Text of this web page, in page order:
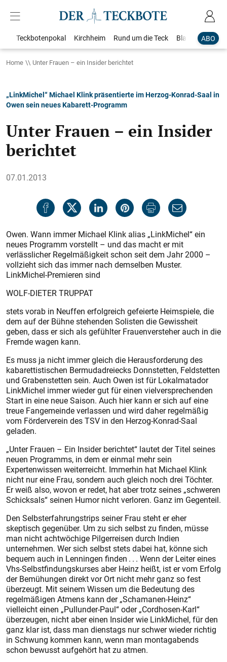
ABO
Teckbotenpokal Kirchheim Rund um die Teck Blaulicht
Home Unter Frauen – ein Insider berichtet
„LinkMichel“ Michael Klink präsentierte im Herzog-Konrad-Saal in
Owen sein neues Kabarett-Programm
Unter Frauen – ein Insider
berichtet
07.01.2013
Owen. Wann immer Michael Klink alias „LinkMichel“ ein
neues Programm vorstellt – und das macht er mit
verlässlicher Regelmäßigkeit schon seit dem Jahr 2000 –
vollzieht sich das immer nach demselben Muster.
LinkMichel-Premieren sind
WOLF-DIETER TRUPPAT
stets vorab in Neuffen erfolgreich gefeierte Heimspiele, die
dem auf der Bühne stehenden Solisten die Gewissheit
geben, dass er sich als gefühlter Frauenversteher auch in die
Fremde wagen kann.
Es muss ja nicht immer gleich die Herausforderung des
kabarettistischen Bermudadreiecks Donnstetten, Feldstetten
und Grabenstetten sein. Auch Owen ist für Lokalmatador
LinkMichel immer wieder gut für einen vielversprechenden
Start in eine neue Saison. Auch hier kann er sich auf eine
treue Fangemeinde verlassen und wird daher regelmäßig
vom Förderverein des TSV in den Herzog-Konrad-Saal
geladen.
„Unter Frauen – Ein Insider berichtet“ lautet der Titel seines
neuen Programms, in dem er einmal mehr sein
Expertenwissen weiterreicht. Immerhin hat Michael Klink
nicht nur eine Frau, sondern auch gleich noch drei Töchter.
Er weiß also, wovon er redet, hat aber trotz seines „schweren
Schicksals“ seinen Humor nicht verloren. Ganz im Gegenteil.
Den Selbsterfahrungstrips seiner Frau steht er eher
skeptisch gegenüber. Um zu sich selbst zu finden, müsse
man nicht achtwöchige Pilgerreisen durch Indien
unternehmen. Wer sich selbst stets dabei hat, könne sich
bequem auch in Lenningen finden . . . Wenn der Leiter eines
Vhs-Selbstfindungskurses aber Heinz heißt, ist er vom Erfolg
der Bemühungen direkt vor Ort nicht mehr ganz so fest
überzeugt. Mit seinem Wissen um die Bedeutung des
regelmäßigen Atmens kann der „Schamanen-Heinz“
vielleicht einen „Pullunder-Paul“ oder „Cordhosen-Karl“
überzeugen, nicht aber einen Insider wie LinkMichel, für den
ganz klar ist, dass man dienstags nur schwer wieder richtig
in Schwung kommen kann, wenn man montagabends
schon bewusst aufgehört hat zu atmen.